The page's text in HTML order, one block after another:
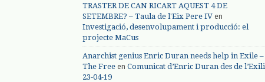
TRASTER DE CAN RICART AQUEST 4 DE
SETEMBRE? – Taula de l'Eix Pere IV en
Investigació, desenvolupament i producció: el
projecte MaCus
Anarchist genius Enric Duran needs help in Exile –
The Free en Comunicat d’Enric Duran des de l’Exili
23-04-19